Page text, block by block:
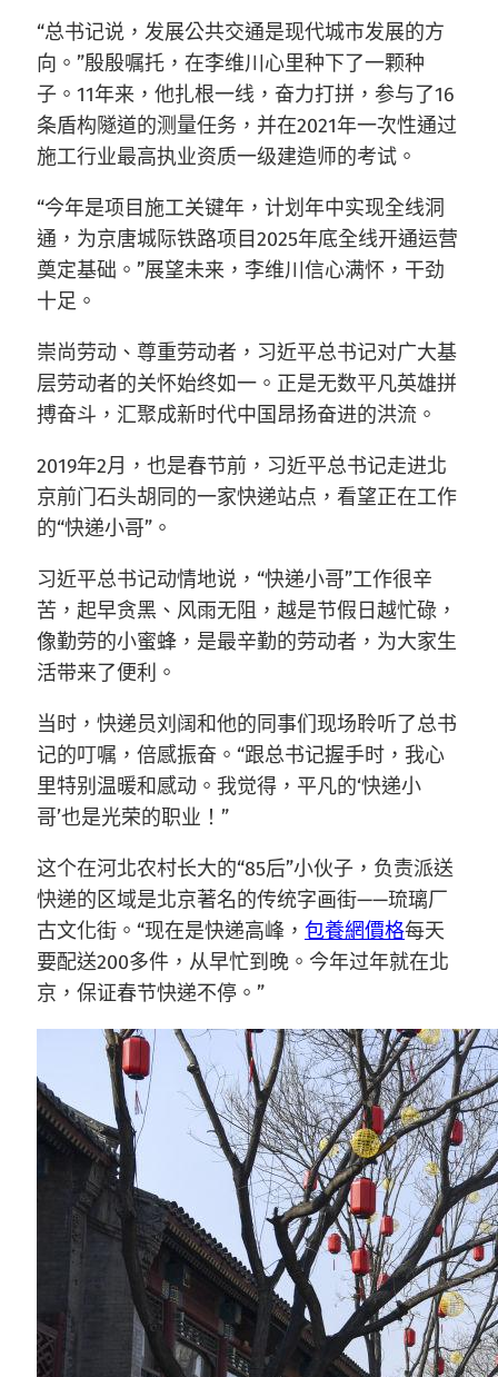
“总书记说，发展公共交通是现代城市发展的方
向。”殷殷嘱托，在李维川心里种下了一颗种
子。11年来，他扎根一线，奋力打拼，参与了16
条盾构隧道的测量任务，并在2021年一次性通过
施工行业最高执业资质一级建造师的考试。
“今年是项目施工关键年，计划年中实现全线洞
通，为京唐城际铁路项目2025年底全线开通运营
奠定基础。”展望未来，李维川信心满怀，干劲
十足。
崇尚劳动、尊重劳动者，习近平总书记对广大基
层劳动者的关怀始终如一。正是无数平凡英雄拼
搏奋斗，汇聚成新时代中国昂扬奋进的洪流。
2019年2月，也是春节前，习近平总书记走进北
京前门石头胡同的一家快递站点，看望正在工作
的“快递小哥”。
习近平总书记动情地说，“快递小哥”工作很辛
苦，起早贪黑、风雨无阻，越是节假日越忙碌，
像勤劳的小蜜蜂，是最辛勤的劳动者，为大家生
活带来了便利。
当时，快递员刘阔和他的同事们现场聆听了总书
记的叮嘱，倍感振奋。“跟总书记握手时，我心
里特别温暖和感动。我觉得，平凡的‘快递小
哥’也是光荣的职业！”
这个在河北农村长大的“85后”小伙子，负责派送
快递的区域是北京著名的传统字画街——琉璃厂
古文化街。“现在是快递高峰， 包養網價格每天
要配送200多件，从早忙到晚。今年过年就在北
京，保证春节快递不停。”